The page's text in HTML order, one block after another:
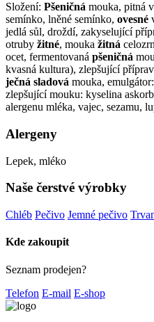
Složení: Pšeničná mouka, pitná
semínko, lněné semínko, ovesné
jedlá sůl, droždí, zakyselující
otruby žitné, mouka žitná
ocet, fermentovaná pšeničná
kvasná kultura), zlepšující
ječná sladová mouka,
zlepšující mouku: kyselina
alergenu mléka, vajec, sezamu,
Alergeny
Lepek, mléko
Naše čerstvé výrobky
Chléb Pečivo Jemné pečivo
Kde zakoupit
Seznam prodejen?
Telefon E-mail E-shop